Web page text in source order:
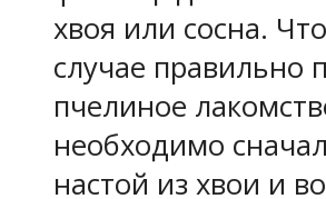
хвоя или сосна.
случае правильно
пчелиное
необходимо
настой из хвои и